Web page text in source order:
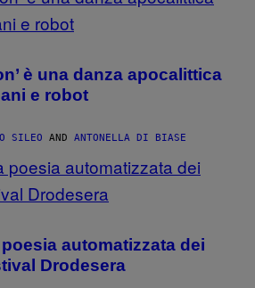
è una danza apocalittica
e robot
SILEO AND ANTONELLA DI BIASE
automatizzata dei
Drodesera